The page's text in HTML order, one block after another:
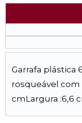
Garrafa plástica
rosqueável com
cmLargura :6,6